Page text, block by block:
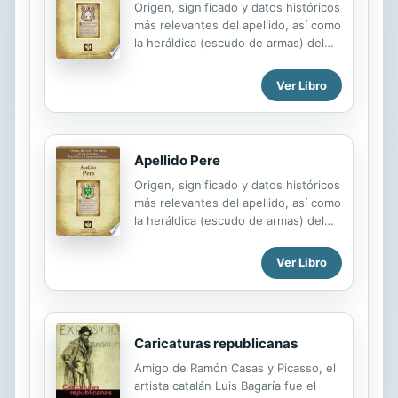
Origen, significado y datos históricos
más relevantes del apellido, así como
la heráldica (escudo de armas) del
edición de todas nuestras láminas
nos regimos por un estricto
protocolo cuya finalidad es la de
garantizar la veracidad y utilidad de la
simbolismo de los principales
esmaltes, metales y piezas
heráldicas.
Ver Libro
Apellido Pere
Origen, significado y datos históricos
más relevantes del apellido, así como
la heráldica (escudo de armas) del
edición de todas nuestras láminas
nos regimos por un estricto
protocolo cuya finalidad es la de
garantizar la veracidad y utilidad de la
simbolismo de los principales
esmaltes, metales y piezas
heráldicas.
Ver Libro
Caricaturas republicanas
Amigo de Ramón Casas y Picasso, el
artista catalán Luis Bagaría fue el